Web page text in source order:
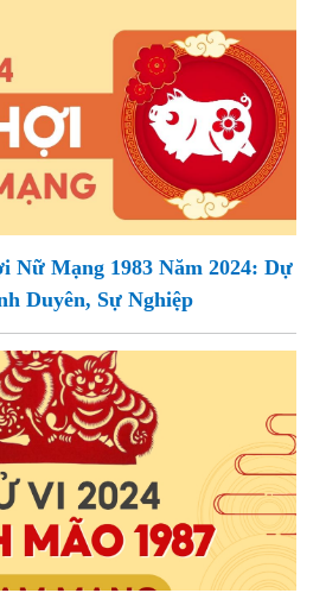
Nữ Mạng 1983 Năm 2024: Dự
Duyên, Sự Nghiệp